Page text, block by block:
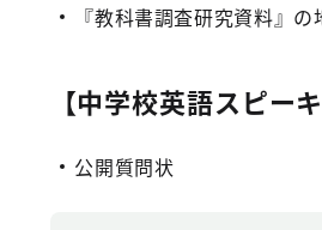
『教科書調査研究資料』
【中学校英語スピー
公開質問状